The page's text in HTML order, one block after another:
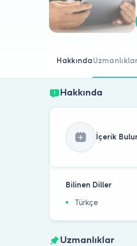
HakkındaUzmanlıklar
Hakkında
İçerik
Bilinen Diller
Türkçe
Uzmanlıklar